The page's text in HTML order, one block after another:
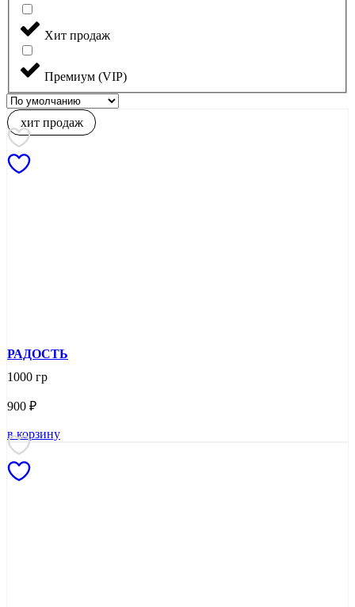
Хит продаж
Премиум (VIP)
хит продаж
РАДОСТЬ
1000 гр
900 ₽
в корзину